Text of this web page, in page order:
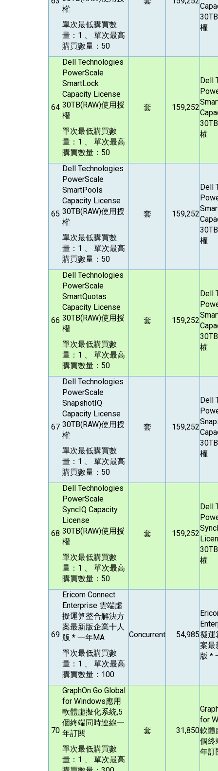
權
單次最低購買數
量：1 、 單次最高
購買數量：50
權
64
Dell Technologies
PowerScale
SmartLock
Capacity License
30TB(RAW)使用授
權
單次最低購買數
量：1 、 單次最高
購買數量：50
套 159,252
Dell
權
65
Dell Technologies
PowerScale
SmartPools
Capacity License
30TB(RAW)使用授
權
單次最低購買數
量：1 、 單次最高
購買數量：50
套 159,252
Dell
權
66
Dell Technologies
PowerScale
SmartQuotas
Capacity License
30TB(RAW)使用授
權
單次最低購買數
量：1 、 單次最高
購買數量：50
套 159,252
Dell
權
67
Dell Technologies
PowerScale
SnapshotIQ
Capacity License
30TB(RAW)使用授
權
單次最低購買數
量：1 、 單次最高
購買數量：50
套 159,252
Dell
權
68
Dell Technologies
PowerScale
SyncIQ Capacity
License
30TB(RAW)使用授
權
單次最低購買數
量：1 、 單次最高
購買數量：50
套 159,252
Dell
權
69
Ericom Connect
Enterprise 雲端虛
擬運算整合解決方
案最新版企業十人
版 * 一年MA
單次最低購買數
量：1 、 單次最高
購買數量：100
Concurrent 54,985擬運
案最
版 *
70
GraphOn Go Global
for Windows應用
軟體虛擬化系統,5
個終端同時連線一
年訂閱
單次最低購買數
量：1 、 單次最高
套 31,850
for
軟體
個終
年訂